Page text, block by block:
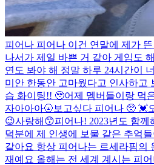
피어나 피어나 이건 연말에 제가
나서가 제일 바쁜 거 같아 게임도
연도 봐야 해 정말 하루 24시간이
미안 한동안 고마웠다고 인사하고
습 화이팅!! 🥹어제 멤버들이랑 먹
자아아아🌝 보고싶다 피어나 🥺 💓
😉사랑해😙피어나! 2023년도 함
덕분에 제 인생에 보물 같은 추억
같아요 항상 피어나는 르세라핌의
재예요 올해는 전 세계 계시는 피